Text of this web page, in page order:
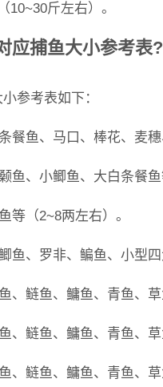
10~30斤左右）。
应捕鱼大小参考表?
参考表如下：
餐鱼、马口、棒花、麦穗
鱼、小鲫鱼、大白条餐鱼
等（2~8两左右）。
鱼、罗非、鳊鱼、小型四
、鲢鱼、鳙鱼、青鱼、草
、鲢鱼、鳙鱼、青鱼、草
、鲢鱼、鳙鱼、青鱼、草